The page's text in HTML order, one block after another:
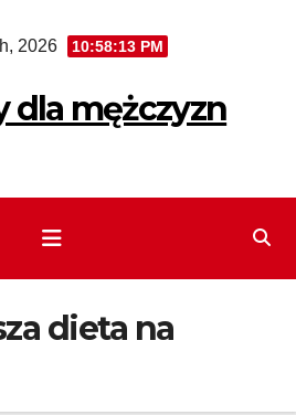
2026 10:58:14 PM
dla mężczyzn
dieta na